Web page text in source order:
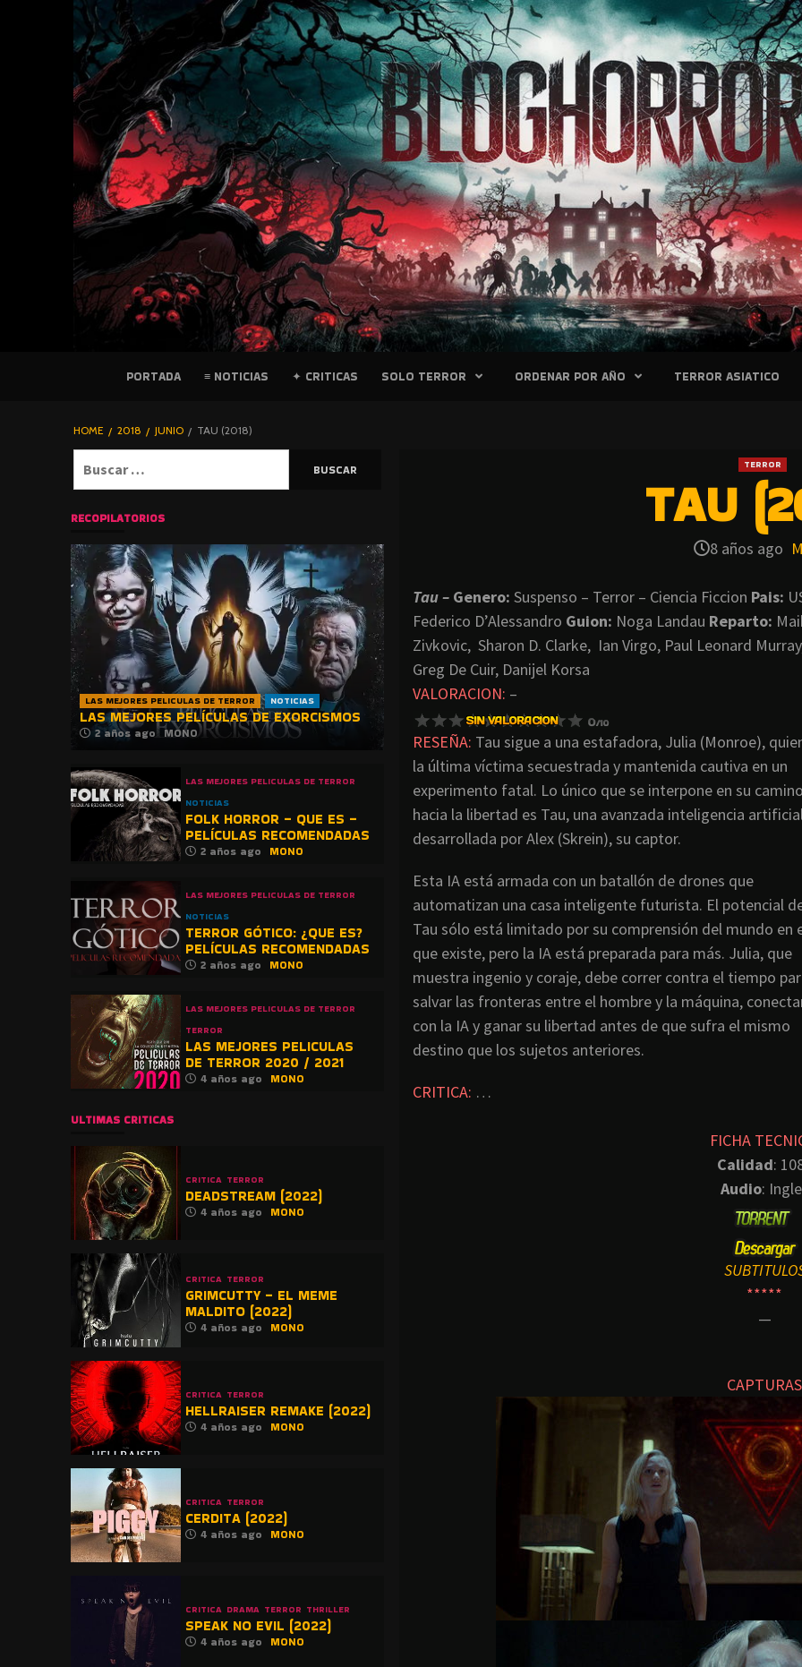
PELICULAS
BLOGHORROR
⋆
PORTADA ≡ NOTICIAS ✦ CRITICAS SOLO TERROR ORDENAR POR AÑO TERROR ASIATICO
HOME 2018 JUNIO TAU (2018)
TERROR
TAU
8 años ago
Tau – Genero: Suspenso – Terror – Ciencia Ficcion Pais:
Federico D’Alessandro Guion: Noga Landau Reparto:
Zivkovic, Sharon D. Clarke, Ian Virgo, Paul Leonard
Greg De Cuir, Danijel Korsa
VALORACION: –
RESEÑA: Tau sigue a una estafadora, Julia (Monroe),
la última víctima secuestrada y mantenida cautiva en un
experimento fatal. Lo único que se interpone en su
hacia la libertad es Tau, una avanzada inteligencia
desarrollada por Alex (Skrein), su captor.
Esta IA está armada con un batallón de drones que
automatizan una casa inteligente futurista. El potencial
Tau sólo está limitado por su comprensión del mundo en
que existe, pero la IA está preparada para más. Julia, que
muestra ingenio y coraje, debe correr contra el tiempo
salvar las fronteras entre el hombre y la máquina,
con la IA y ganar su libertad antes de que sufra el mismo
destino que los sujetos anteriores.
CRITICA: …
FICHA
Calidad:
Audio:
*****
—
CAPTURAS
RECOPILATORIOS
LAS MEJORES PELICULAS DE TERROR NOTICIAS
LAS MEJORES PELÍCULAS DE EXORCISMOS
2 años ago MONO
LAS MEJORES PELICULAS DE TERROR
NOTICIAS
FOLK HORROR – QUE ES –
PELÍCULAS RECOMENDADAS
2 años ago MONO
LAS MEJORES PELICULAS DE TERROR
NOTICIAS
TERROR GÓTICO: ¿QUE ES?
PELÍCULAS RECOMENDADAS
2 años ago MONO
LAS MEJORES PELICULAS DE TERROR
TERROR
LAS MEJORES PELICULAS
DE TERROR 2020 / 2021
4 años ago MONO
ULTIMAS CRITICAS
CRITICA TERROR
DEADSTREAM (2022)
4 años ago MONO
CRITICA TERROR
GRIMCUTTY – EL MEME
MALDITO (2022)
4 años ago MONO
CRITICA TERROR
HELLRAISER REMAKE (2022)
4 años ago MONO
CRITICA TERROR
CERDITA (2022)
4 años ago MONO
CRITICA DRAMA TERROR THRILLER
SPEAK NO EVIL (2022)
4 años ago MONO